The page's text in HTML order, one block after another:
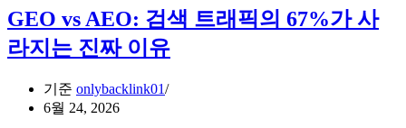
를
위
한
심
플
베
무
현
금
시
스
색
시
대,
세
GEO vs AEO: 검색 트래픽의 67%가 사
라지는 진짜 이유
기준 onlybacklink01
6월 24, 2026